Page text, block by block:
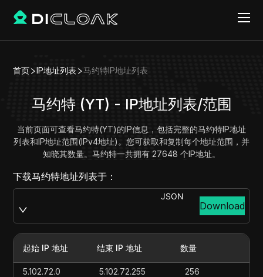
首页 IP地址列表 马约特IP地址列表
马约特 (YT) - IP地址列表/范围
当前页面可查看马约特(YT)的IP信息，包括完整的马约特IP地址
列表和IP地址范围(IPv4地址)。您可获取和复制每个地址范围，并
知晓其数量。马约特一共拥有 27648 个IP地址。
下载马约特地址列表于：
JSON
Download
起始 IP 地址 结束 IP 地址 数量
5.102.72.0 5.102.72.255
256